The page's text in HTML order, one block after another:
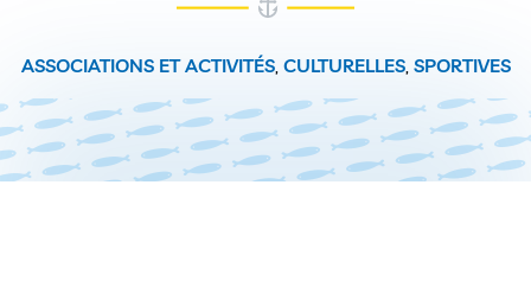
ASSOCIATIONS ET ACTIVITÉS, CULTURELLES, SPORTIVES